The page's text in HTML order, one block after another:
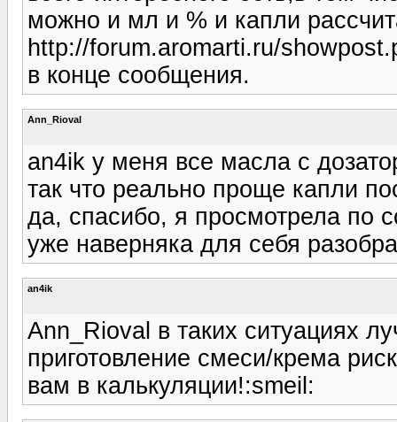
можно и мл и % и капли
http://forum.aromarti.ru/
в конце сообщения.
Ann_Rioval
an4ik у меня все масла с
так что реально проще капли
да, спасибо, я просмотрела по
уже наверняка для себя
an4ik
Ann_Rioval в таких ситуациях
приготовление смеси/крема
вам в калькуляции!:smeil: